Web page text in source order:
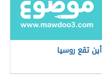
أين تقع روسيا